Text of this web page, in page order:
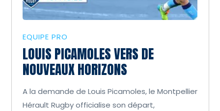
EQUIPE PRO
LOUIS PICAMOLES VERS DE
NOUVEAUX HORIZONS
A la demande de Louis Picamoles, le Montpellier
Hérault Rugby officialise son départ,